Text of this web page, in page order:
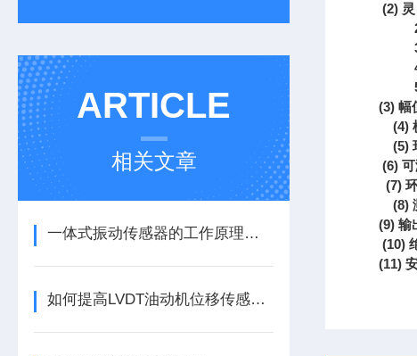
ARTICLE
相关文章
一体式振动传感器的工作原理是什么？
如何提高LVDT油动机位移传感器的精度？
(2) 灵
(3) 幅
(4)
(5)
(6) 可
(7)
(8)
(9) 输
(10)
(11)